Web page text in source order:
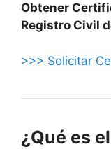
Obtener
Registro Civil
>>> Solicitar
¿Qué es